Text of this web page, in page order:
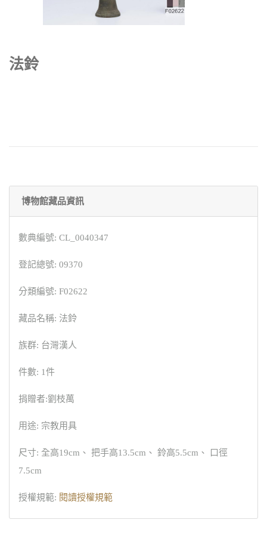
法鈴
博物館藏品資訊
數典編號: CL_0040347
登記總號: 09370
分類編號: F02622
藏品名稱: 法鈴
族群: 台灣漢人
件數: 1件
捐贈者:劉枝萬
用途: 宗教用具
尺寸: 全高19cm、 把手高13.5cm、 鈴高5.5cm、 口徑
7.5cm
授權規範: 閱讀授權規範